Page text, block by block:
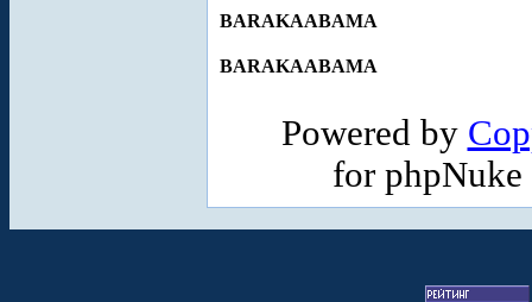
BARAKAABAMA
BARAKAABAMA
Powered by
for